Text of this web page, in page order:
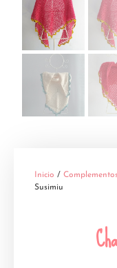
Inicio /
Susimiu